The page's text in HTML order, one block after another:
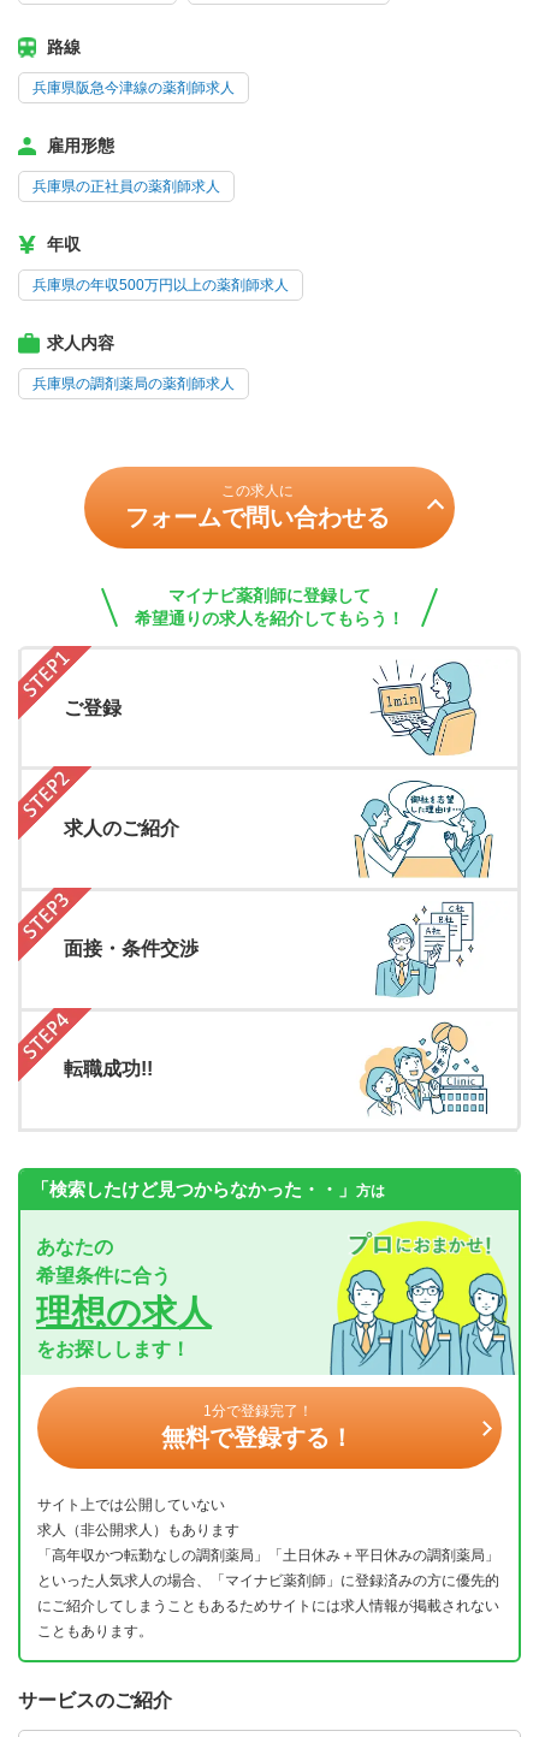
路線
兵庫県阪急今津線の薬剤師求人
雇用形態
兵庫県の正社員の薬剤師求人
年収
兵庫県の年収500万円以上の薬剤師求人
求人内容
兵庫県の調剤薬局の薬剤師求人
この求人に
フォームで問い合わせる
マイナビ薬剤師に登録して
希望通りの求人を紹介してもらう！
ご登録
求人のご紹介
面接・条件交渉
転職成功!!
「検索したけど見つからなかった・・」 方は
あなたの
希望条件に合う
理想の求人
をお探しします！
1分で登録完了！
無料で登録する！
サイト上では公開していない
求人（非公開求人）もあります
「高年収かつ転勤なしの調剤薬局」「土日休み＋平日休みの調剤薬局」
といった人気求人の場合、「マイナビ薬剤師」に登録済みの方に優先的
にご紹介してしまうこともあるためサイトには求人情報が掲載されない
こともあります。
サービスのご紹介